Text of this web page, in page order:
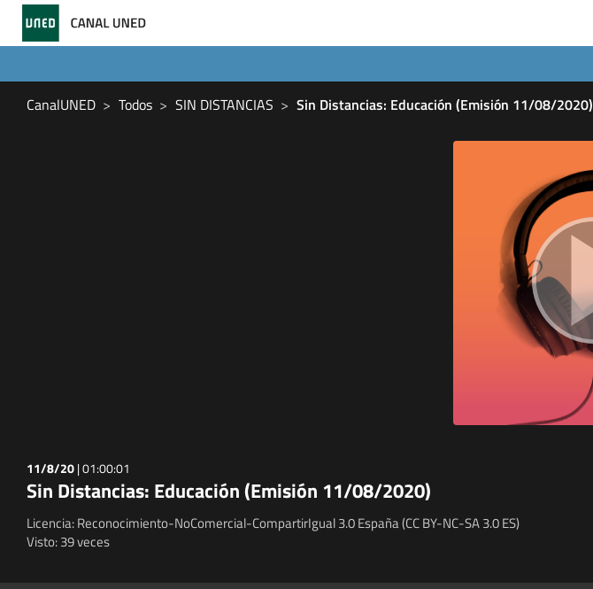
CanalUNED Todos SIN DISTANCIAS Sin Distancias: Educación (Emisión 11/08/2020)
11/8/20|01:00:01
Sin Distancias: Educación (Emisión 11/08/2020)
Licencia: Reconocimiento-NoComercial-CompartirIgual 3.0 España (CC BY-NC-SA 3.0 ES)
Visto: 39 veces